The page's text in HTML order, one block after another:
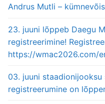
Andrus Mutli –
23. juuni lõppeb Daegu
registreerimine!
https://wmac2026.com/
03. juuni
registreerumine on